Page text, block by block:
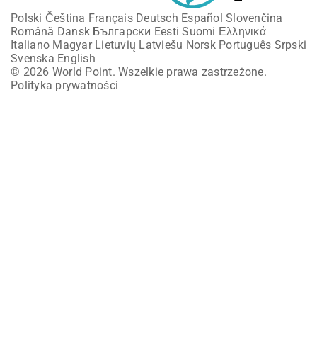
Polski Čeština Français Deutsch Español Slovenčina
Română Dansk Български Eesti Suomi Ελληνικά
Italiano Magyar Lietuvių Latviešu Norsk Português Srpski
Svenska English
© 2026 World Point. Wszelkie prawa zastrzeżone.
Polityka prywatności